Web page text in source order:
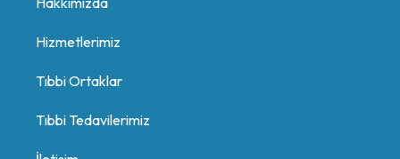
Hizmetlerimiz
Tıbbi Ortaklar
Tıbbi Tedavilerimiz